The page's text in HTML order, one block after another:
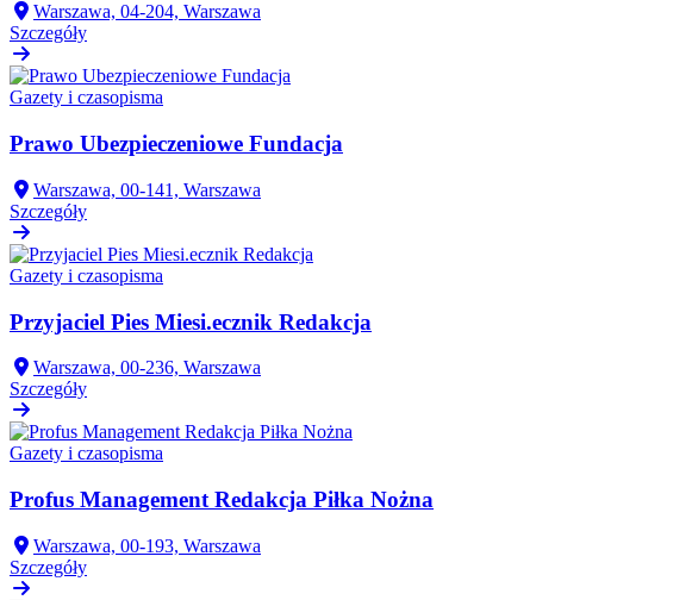
Warszawa, 04-204, Warszawa
Szczegóły
Gazety i czasopisma
Prawo Ubezpieczeniowe Fundacja
Warszawa, 00-141, Warszawa
Szczegóły
Gazety i czasopisma
Przyjaciel Pies Miesi.ecznik Redakcja
Warszawa, 00-236, Warszawa
Szczegóły
Gazety i czasopisma
Profus Management Redakcja Piłka Nożna
Warszawa, 00-193, Warszawa
Szczegóły